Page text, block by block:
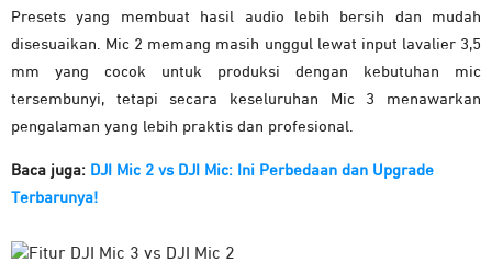
Presets yang membuat hasil audio lebih bersih dan mudah
disesuaikan. Mic 2 memang masih unggul lewat input lavalier 3,5
mm yang cocok untuk produksi dengan kebutuhan mic
tersembunyi, tetapi secara keseluruhan Mic 3 menawarkan
pengalaman yang lebih praktis dan profesional.
Baca juga: DJI Mic 2 vs DJI Mic: Ini Perbedaan dan Upgrade
Terbarunya!